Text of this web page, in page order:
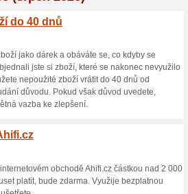
> > Ahifi.cz
nabídky